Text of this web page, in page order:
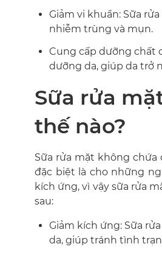
Giảm vi khuẩn: Sữa
nhiễm trùng và mụn.
Cung cấp dưỡng chất
dưỡng da, giúp da trở
Sữa rửa
thế nào?
Sữa rửa mặt không chứa
đặc biệt là cho những
kích ứng, vì vậy sữa rửa
sau:
Giảm kích ứng: Sữa
da, giúp tránh tình